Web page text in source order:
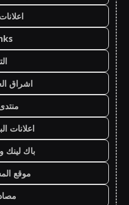
اشراق
اعلانات
باك
موقع